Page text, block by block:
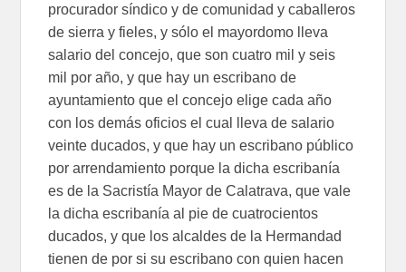
procurador síndico y de comunidad y caballeros
de sierra y fieles, y sólo el mayordomo lleva
salario del concejo, que son cuatro mil y seis
mil por año, y que hay un escribano de
ayuntamiento que el concejo elige cada año
con los demás oficios el cual lleva de salario
veinte ducados, y que hay un escribano público
por arrendamiento porque la dicha escribanía
es de la Sacristía Mayor de Calatrava, que vale
la dicha escribanía al pie de cuatrocientos
ducados, y que los alcaldes de la Hermandad
tienen de por si su escribano con quien hacen